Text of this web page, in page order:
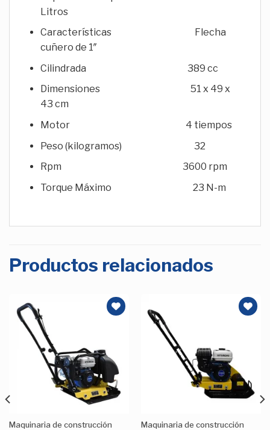
Litros
Características Flecha
cuñero de 1″
Cilindrada 389 cc
Dimensiones 51 x 49 x
43 cm
Motor 4 tiempos
Peso (kilogramos) 32
Rpm 3600 rpm
Torque Máximo 23 N-m
Productos relacionados
Lista de
deseos
Maquinaria de construcción
Lista de
deseos
Maquinaria de construcción